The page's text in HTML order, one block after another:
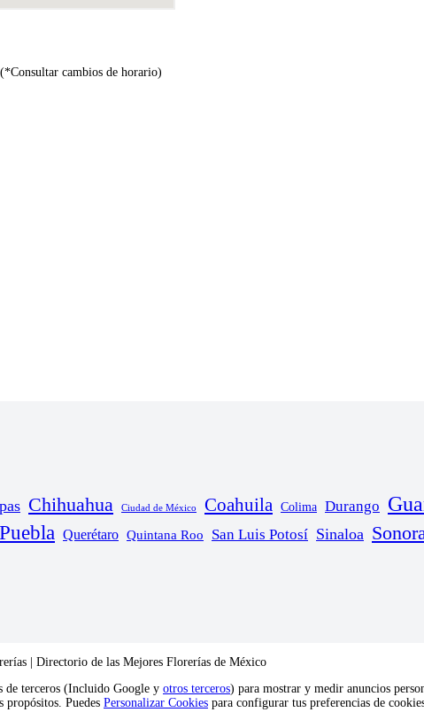
cambios de horario)
Chihuahua Ciudad de México Coahuila Colima Durango
Puebla Querétaro Quintana Roo San Luis Potosí Sinaloa
| Directorio de las Mejores Florerías de México
de terceros (Incluido Google y otros terceros) para mostrar y medir anuncios
propósitos. Puedes Personalizar Cookies para configurar tus preferencias de